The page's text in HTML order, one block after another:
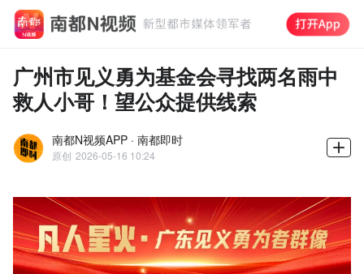
广州市见义勇为基金会寻找两名雨中
救人小哥！望公众提供线索
南都N视频APP · 南都即时
原创 2026-05-16 10:24